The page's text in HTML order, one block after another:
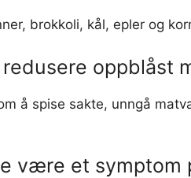
brokkoli, kål, epler og
oppblåst
å spise sakte, unngå
være et symptom